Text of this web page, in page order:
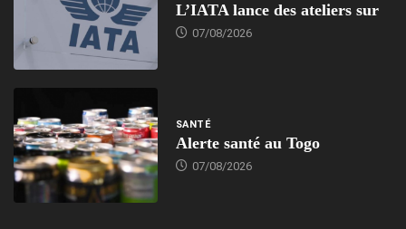
L’IATA lance des ateliers sur
07/08/2026
SANTÉ
Alerte santé au Togo
07/08/2026